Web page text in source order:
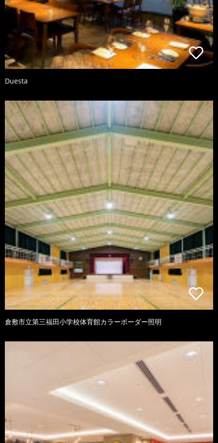
Duesta
倉敷市立第三福田小学校体育館カラーボーダー照明